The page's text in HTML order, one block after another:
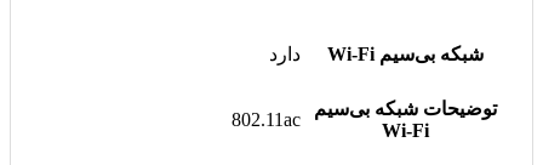
شبکه بی‌سیم Wi-Fi دارد
توضیحات شبکه بی‌سیم
Wi-Fi
802.11ac